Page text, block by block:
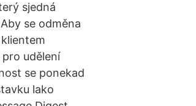
sjedná
se odměna
udělení
se ponekad
lako